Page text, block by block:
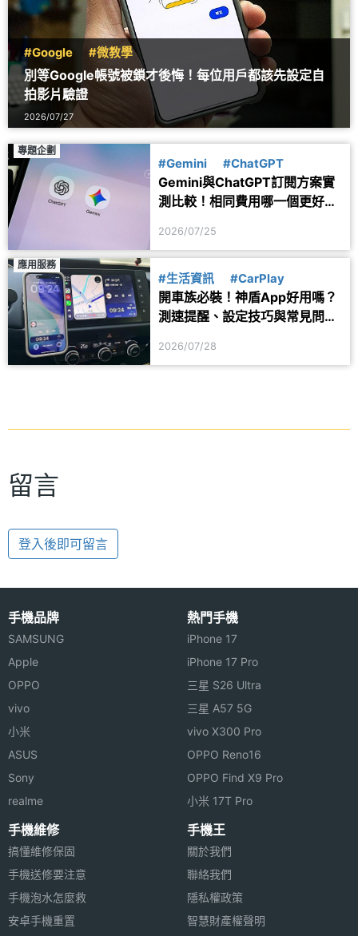
#Google #微教學
別等Google帳號被鎖才後悔！每位用戶都該先設定自
拍影片驗證
2026/07/27
專題企劃
#Gemini #ChatGPT
Gemini與ChatGPT訂閱方案實
測比較！相同費用哪一個更好
2026/07/25
應用服務
#生活資訊 #CarPlay
開車族必裝！神盾App好用嗎？
測速提醒、設定技巧與常見問題
2026/07/28
留言
登入後即可留言
手機品牌
SAMSUNG
Apple
OPPO
vivo
小米
ASUS
Sony
realme
熱門手機
iPhone 17
iPhone 17 Pro
三星 S26 Ultra
三星 A57 5G
vivo X300 Pro
OPPO Reno16
OPPO Find X9 Pro
小米 17T Pro
手機維修
搞懂維修保固
手機送修要注意
手機泡水怎麼救
安卓手機重置
手機王
關於我們
聯絡我們
隱私權政策
智慧財產權聲明